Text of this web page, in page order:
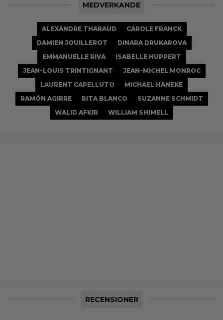
MEDVERKANDE
ALEXANDRE THARAUD
CAROLE FRANCK
DAMIEN JOUILLEROT
DINARA DRUKAROVA
EMMANUELLE RIVA
ISABELLE HUPPERT
JEAN-LOUIS TRINTIGNANT
JEAN-MICHEL MONROC
LAURENT CAPELLUTO
MICHAEL HANEKE
RAMÓN AGIRRE
RITA BLANCO
SUZANNE SCHMIDT
WALID AFKIR
WILLIAM SHIMELL
RECENSIONER